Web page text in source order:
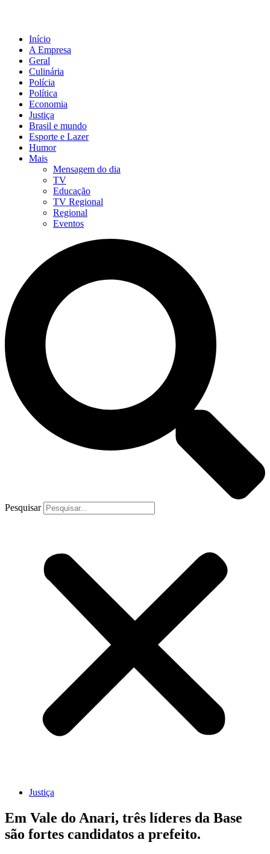
Início
A Empresa
Geral
Culinária
Polícia
Política
Economia
Justiça
Brasil e mundo
Esporte e Lazer
Humor
Mais
Mensagem do dia
TV
Educação
TV Regional
Regional
Eventos
Pesquisar
Justiça
Em Vale do Anari, três líderes da Base
são fortes candidatos a prefeito.